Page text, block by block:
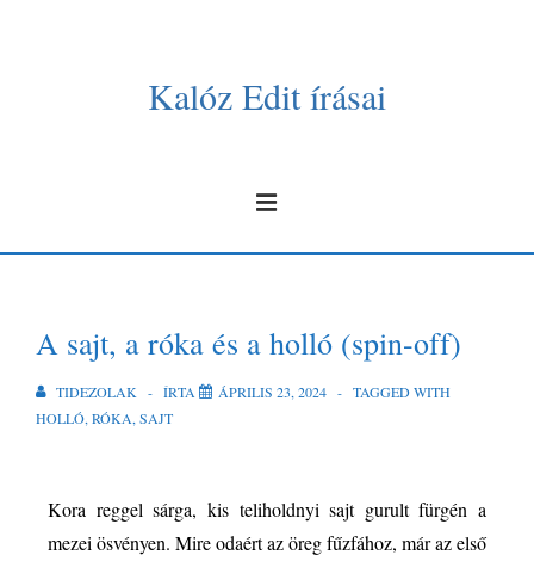
Kalóz Edit írásai
A sajt, a róka és a holló (spin-off)
TIDEZOLAK ÍRTA ÁPRILIS 23, 2024
TAGGED WITH
HOLLÓ, RÓKA, SAJT
Kora reggel sárga, kis teliholdnyi sajt gurult fürgén a
mezei ösvényen. Mire odaért az öreg fűzfához, már az első